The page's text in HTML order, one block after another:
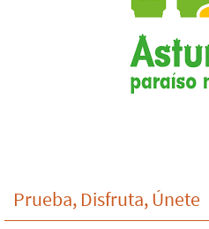
Prueba, Disfruta, Únete